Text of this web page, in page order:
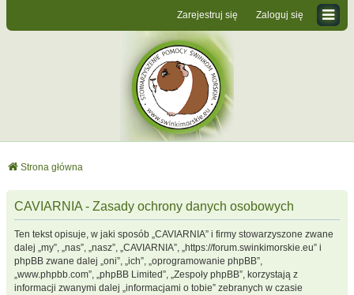
Zaloguj się
Zarejestruj się
Strona główna
CAVIARNIA - Zasady ochrony danych osobowych
Ten tekst opisuje, w jaki sposób „CAVIARNIA” i firmy stowarzyszone zwane
dalej „my”, „nas”, „nasz”, „CAVIARNIA”, „https://forum.swinkimorskie.eu” i
phpBB zwane dalej „oni”, „ich”, „oprogramowanie phpBB”,
„www.phpbb.com”, „phpBB Limited”, „Zespoły phpBB”, korzystają z
informacji zwanymi dalej „informacjami o tobie” zebranych w czasie